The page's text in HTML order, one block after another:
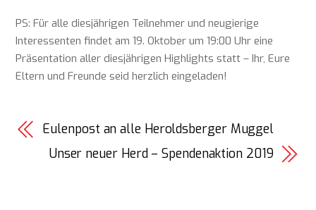
PS: Für alle diesjährigen Teilnehmer und neugierige
Interessenten findet am 19. Oktober um 19:00 Uhr eine
Präsentation aller diesjährigen Highlights statt – Ihr, Eure
Eltern und Freunde seid herzlich eingeladen!
Eulenpost an alle Heroldsberger Muggel
Unser neuer Herd – Spendenaktion 2019